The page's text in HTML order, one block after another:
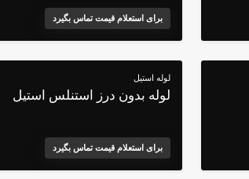
برای استعلام قیمت تماس بگیرد
لوله استیل
لوله بدون درز استنلس استیل
برای استعلام قیمت تماس بگیرد